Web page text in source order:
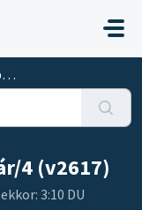
4 (v2617)
3:10 DU